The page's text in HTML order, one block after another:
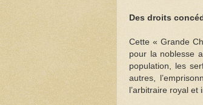
Des droits
Cette « Grande
pour la noblesse
population, les
autres,
l’arbitraire royal et